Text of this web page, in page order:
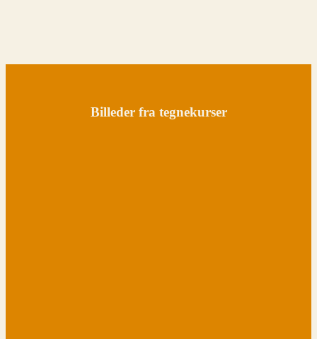
Billeder fra tegnekurser